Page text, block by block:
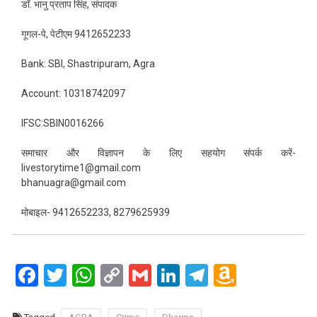
डॉ. भानु प्रताप सिंह, संपादक
गूगल-पे, पेटीएम 9412652233
Bank: SBI, Shastripuram, Agra
Account: 10318742097
IFSC:SBIN0016266
समाचार और विज्ञापन के लिए सहयोग संपर्क करें-
livestorytime1@gmail.com
bhanuagra@gmail.com
मोबाइल- 9412652233, 8279625939
Facebook
Twitter
WhatsApp
CopyGmailLinkedIn
Telegram
Amazon